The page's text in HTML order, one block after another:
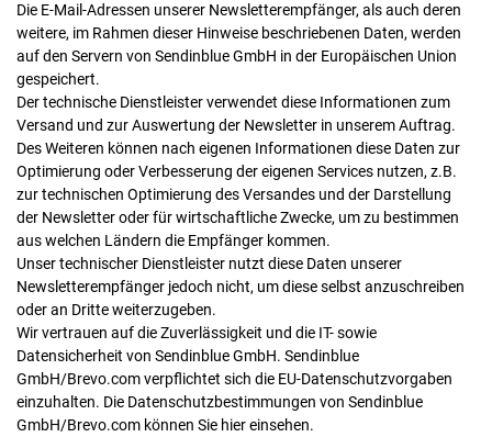
Die E-Mail-Adressen unserer Newsletterempfänger, als auch deren
weitere, im Rahmen dieser Hinweise beschriebenen Daten, werden
auf den Servern von Sendinblue GmbH in der Europäischen Union
gespeichert.
Der technische Dienstleister verwendet diese Informationen zum
Versand und zur Auswertung der Newsletter in unserem Auftrag.
Des Weiteren können nach eigenen Informationen diese Daten zur
Optimierung oder Verbesserung der eigenen Services nutzen, z.B.
zur technischen Optimierung des Versandes und der Darstellung
der Newsletter oder für wirtschaftliche Zwecke, um zu bestimmen
aus welchen Ländern die Empfänger kommen.
Unser technischer Dienstleister nutzt diese Daten unserer
Newsletterempfänger jedoch nicht, um diese selbst anzuschreiben
oder an Dritte weiterzugeben.
Wir vertrauen auf die Zuverlässigkeit und die IT- sowie
Datensicherheit von Sendinblue GmbH. Sendinblue
GmbH/Brevo.com verpflichtet sich die EU-Datenschutzvorgaben
einzuhalten. Die Datenschutzbestimmungen von Sendinblue
GmbH/Brevo.com können Sie hier einsehen.